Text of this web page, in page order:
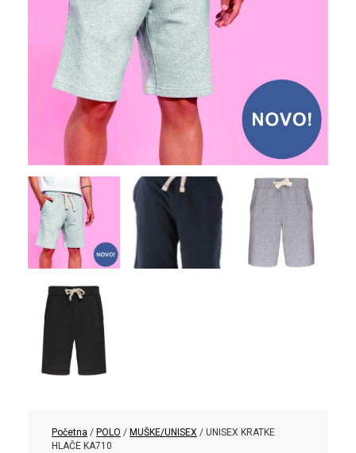
Početna / POLO / MUŠKE/UNISEX / UNISEX KRATKE
HLAČE KA710